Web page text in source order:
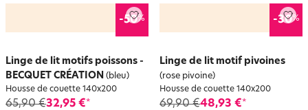
-50%
Linge de lit motifs poissons -
BECQUET CRÉATION (bleu)
Housse de couette 140x200
65,90 €32,95 €*
-30%
Linge de lit motif pivoines
(rose pivoine)
Housse de couette 140x200
69,90 €48,93 €*